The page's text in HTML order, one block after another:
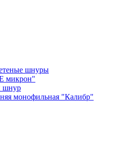
шнуры
микрон"
шнур
монофильная "Калибр"